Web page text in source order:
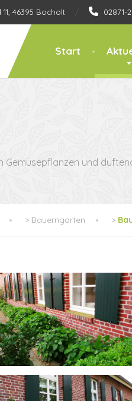
46395 Bocholt 02871-
Start
Gemüsepflanzen und
> Bauerngarten >